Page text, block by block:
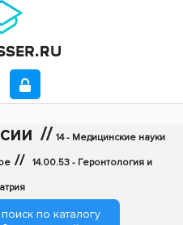
// 14 - Медицинские науки
// 14.00.53 - Геронтология и
по каталогу